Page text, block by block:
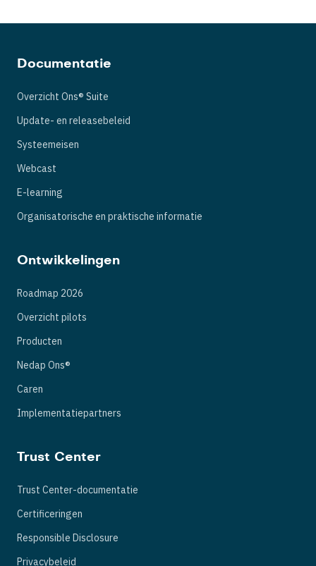
Documentatie
Overzicht Ons® Suite
Update- en releasebeleid
Systeemeisen
Webcast
E-learning
Organisatorische en praktische informatie
Ontwikkelingen
Roadmap 2026
Overzicht pilots
Producten
Nedap Ons®
Caren
Implementatiepartners
Trust Center
Trust Center-documentatie
Certificeringen
Responsible Disclosure
Privacybeleid